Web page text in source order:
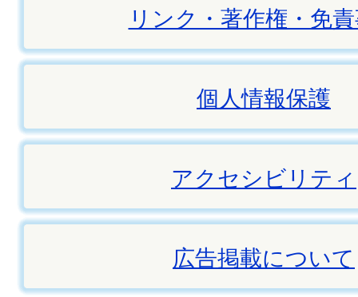
リンク・著作権・免
個人情報保護
アクセシビリティ
広告掲載について